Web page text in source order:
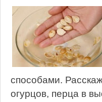
способами.
огурцов, перца в